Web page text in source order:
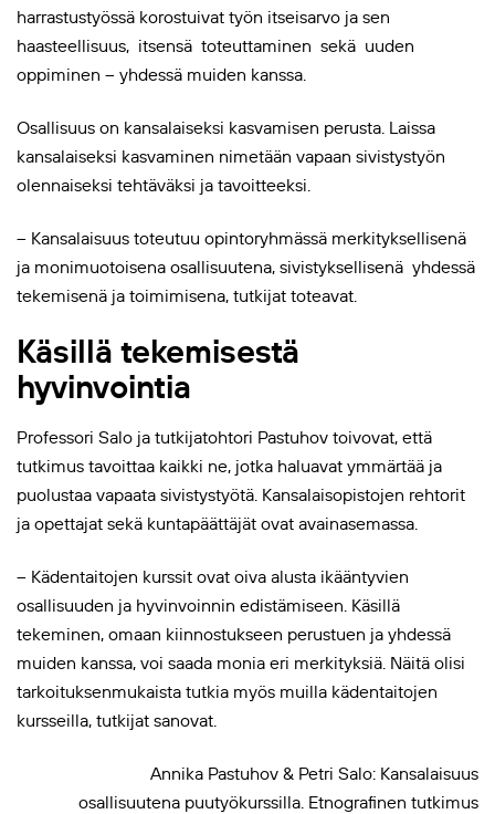
harrastustyössä korostuivat työn itseisarvo ja sen
haasteellisuus, itsensä toteuttaminen sekä uuden
oppiminen – yhdessä muiden kanssa.
Osallisuus on kansalaiseksi kasvamisen perusta. Laissa
kansalaiseksi kasvaminen nimetään vapaan sivistystyön
olennaiseksi tehtäväksi ja tavoitteeksi.
– Kansalaisuus toteutuu opintoryhmässä merkityksellisenä
ja monimuotoisena osallisuutena, sivistyksellisenä yhdessä
tekemisenä ja toimimisena, tutkijat toteavat.
Käsillä tekemisestä
hyvinvointia
Professori Salo ja tutkijatohtori Pastuhov toivovat, että
tutkimus tavoittaa kaikki ne, jotka haluavat ymmärtää ja
puolustaa vapaata sivistystyötä. Kansalaisopistojen rehtorit
ja opettajat sekä kuntapäättäjät ovat avainasemassa.
– Kädentaitojen kurssit ovat oiva alusta ikääntyvien
osallisuuden ja hyvinvoinnin edistämiseen. Käsillä
tekeminen, omaan kiinnostukseen perustuen ja yhdessä
muiden kanssa, voi saada monia eri merkityksiä. Näitä olisi
tarkoituksenmukaista tutkia myös muilla kädentaitojen
kursseilla, tutkijat sanovat.
Annika Pastuhov & Petri Salo: Kansalaisuus
osallisuutena puutyökurssilla. Etnografinen tutkimus